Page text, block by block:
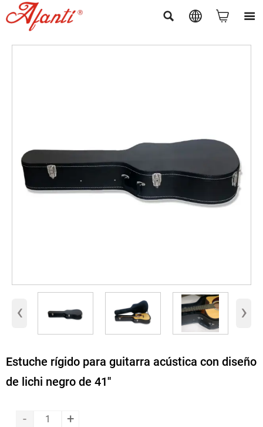
   
‹ ›
Estuche rígido para guitarra acústica con diseño
de lichi negro de 41''
- +